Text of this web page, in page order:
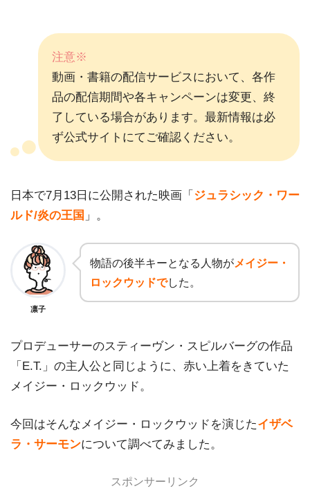
注意※
動画・書籍の配信サービスにおいて、各作
品の配信期間や各キャンペーンは変更、終
了している場合があります。最新情報は必
ず公式サイトにてご確認ください。
日本で7月13日に公開された映画「 ジュラシック・ワー
ルド/炎の王国 」。
凛子
物語の後半キーとなる人物がメイジー・
ロックウッドでした。
プロデューサーのスティーヴン・スピルバーグの作品
「E.T.」の主人公と同じように、赤い上着をきていた
メイジー・ロックウッド。
今回はそんなメイジー・ロックウッドを演じたイザベ
ラ・サーモンについて調べてみました。
スポンサーリンク